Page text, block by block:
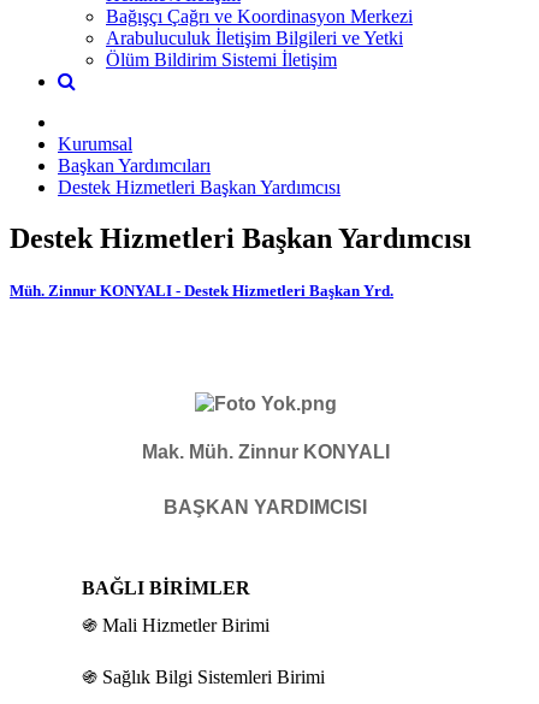
Bağışçı Çağrı ve Koordinasyon Merkezi
Arabuluculuk İletişim Bilgileri ve Yetki
Ölüm Bildirim Sistemi İletişim
Kurumsal
Başkan Yardımcıları
Destek Hizmetleri Başkan Yardımcısı
Destek Hizmetleri Başkan Yardımcısı
Müh. Zinnur KONYALI - Destek Hizmetleri Başkan Yrd.
Mak. Müh. Zinnur KONYALI
BAŞKAN YARDIMCISI
BAĞLI BİRİMLER
֍ Mali Hizmetler Birimi
֍ Sağlık Bilgi Sistemleri Birimi